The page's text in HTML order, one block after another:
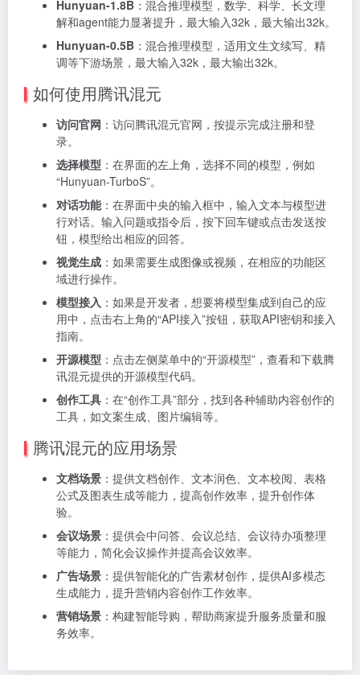
Hunyuan-1.8B ：混合推理模型，数学、科学、长文理
解和agent能力显著提升，最大输入32k，最大输出32k。
Hunyuan-0.5B ：混合推理模型，适用文生文续写、精
调等下游场景，最大输入32k，最大输出32k。
如何使用腾讯混元
访问官网 ：访问腾讯混元官网，按提示完成注册和登
录。
选择模型 ：在界面的左上角，选择不同的模型，例如
“Hunyuan-TurboS”。
对话功能：在界面中央的输入框中，输入文本与模型进
行对话。输入问题或指令后，按下回车键或点击发送按
钮，模型给出相应的回答。
视觉生成 ：如果需要生成图像或视频，在相应的功能区
域进行操作。
模型接入 ：如果是开发者，想要将模型集成到自己的应
用中，点击右上角的“API接入”按钮，获取API密钥和接入
指南。
开源模型 ：点击左侧菜单中的“开源模型”，查看和下载腾
讯混元提供的开源模型代码。
创作工具 ：在“创作工具”部分，找到各种辅助内容创作的
工具，如文案生成、图片编辑等。
腾讯混元的应用场景
文档场景 ：提供文档创作、文本润色、文本校阅、表格
公式及图表生成等能力，提高创作效率，提升创作体
验。
会议场景 ：提供会中问答、会议总结、会议待办项整理
等能力，简化会议操作并提高会议效率。
广告场景 ：提供智能化的广告素材创作，提供AI多模态
生成能力，提升营销内容创作工作效率。
营销场景 ：构建智能导购，帮助商家提升服务质量和服
务效率。